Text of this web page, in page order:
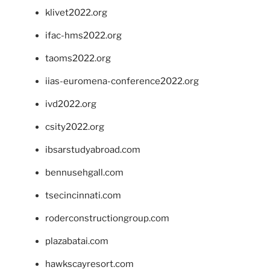
klivet2022.org
ifac-hms2022.org
taoms2022.org
iias-euromena-conference2022.org
ivd2022.org
csity2022.org
ibsarstudyabroad.com
bennusehgall.com
tsecincinnati.com
roderconstructiongroup.com
plazabatai.com
hawkscayresort.com